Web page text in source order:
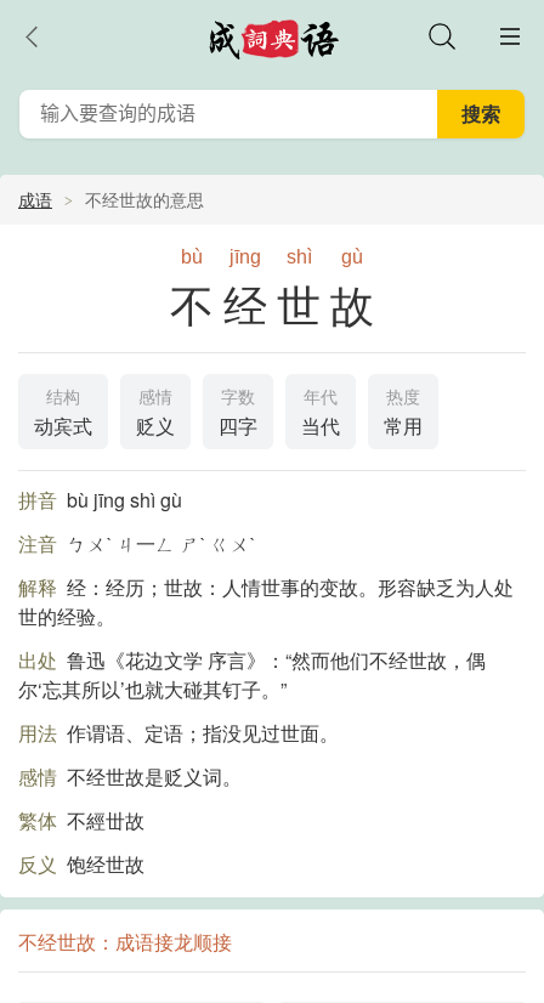
成语 不经世故的意思
bù jīng shì gù
不经世故
结构
动宾式
感情
贬义
字数
四字
年代
当代
热度
常用
拼音 bù jīng shì gù
注音 ㄅㄨˋ ㄐ一ㄥ ㄕˋ ㄍㄨˋ
解释 经：经历；世故：人情世事的变故。形容缺乏为人处
世的经验。
出处 鲁迅《花边文学 序言》：“然而他们不经世故，偶
尔‘忘其所以’也就大碰其钉子。”
用法 作谓语、定语；指没见过世面。
感情 不经世故是贬义词。
繁体 不經丗故
反义 饱经世故
不经世故：成语接龙顺接